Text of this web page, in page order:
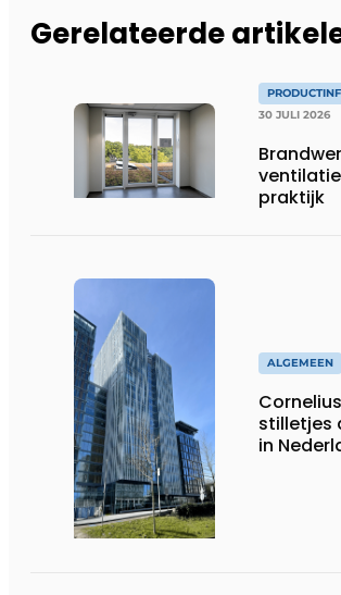
Gerelateerde
30 JULI 2026
praktijk
ALGEMEEN
stilletjes
in